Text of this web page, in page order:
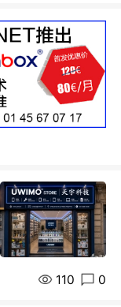
110 0